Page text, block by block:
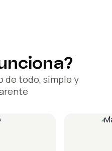
de todo, simple y